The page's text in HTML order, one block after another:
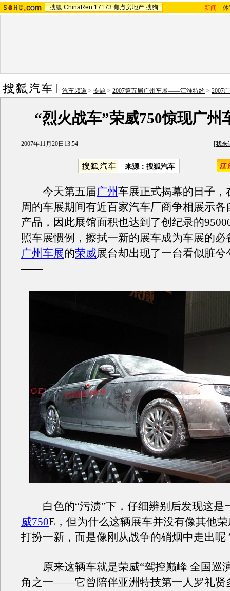
搜狐 ChinaRen 17173 焦点房地产 搜狗 新闻 -
汽车频道 > 专题 > 2007第五届广州车展——江淮特约 > 2007
“烈火战车”荣威750惊现广州
2007年11月20日13:54 [我来
来源：搜狐汽车
今天第五届广州车展正式揭幕的日子，
周的车展期间有近百家汽车厂商争相展示各
产品，因此展馆面积也达到了创纪录的
照车展惯例，擦拭一新的展车成为车展的必
广州车展的荣威展台却出现了一台看似脏兮
——
白色的“污渍”下，仔细辨别后发现这是
威750E，但为什么这辆展车并没有像其他
打扮一新，而是像刚从战争的硝烟中走出呢
原来这辆车就是荣威“驾控巅峰 全国巡
角之一——它曾陪伴亚洲特技第一人罗礼贤